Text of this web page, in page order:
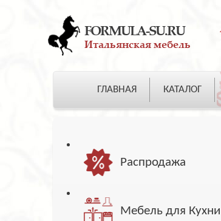
FORMULA-SU.RU
Итальянская мебель
ГЛАВНАЯ КАТАЛОГ
Распродажа
Мебель для Кухни